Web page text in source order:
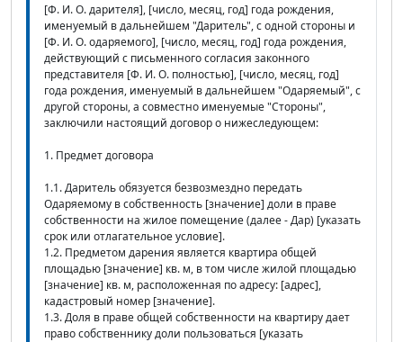
[Ф. И. О. дарителя], [число, месяц, год] года рождения,
именуемый в дальнейшем "Даритель", с одной стороны и
[Ф. И. О. одаряемого], [число, месяц, год] года рождения,
действующий с письменного согласия законного
представителя [Ф. И. О. полностью], [число, месяц, год]
года рождения, именуемый в дальнейшем "Одаряемый", с
другой стороны, а совместно именуемые "Стороны",
заключили настоящий договор о нижеследующем:
1. Предмет договора
1.1. Даритель обязуется безвозмездно передать
Одаряемому в собственность [значение] доли в праве
собственности на жилое помещение (далее - Дар) [указать
срок или отлагательное условие].
1.2. Предметом дарения является квартира общей
площадью [значение] кв. м, в том числе жилой площадью
[значение] кв. м, расположенная по адресу: [адрес],
кадастровый номер [значение].
1.3. Доля в праве общей собственности на квартиру дает
право собственнику доли пользоваться [указать